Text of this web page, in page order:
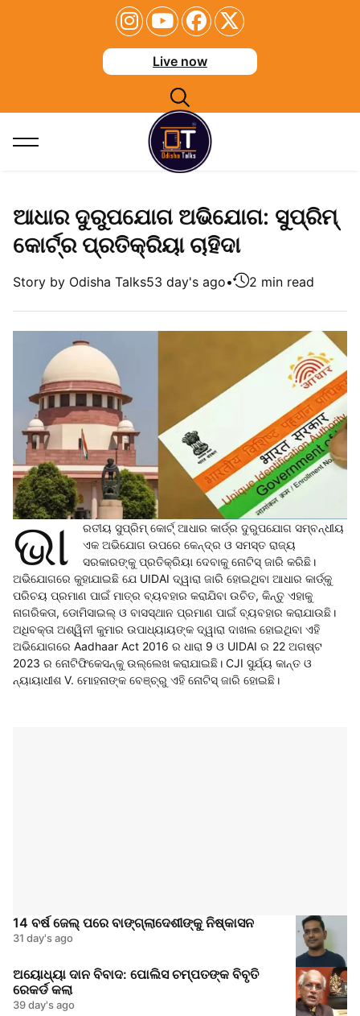
Live now
ଆଧାର ଦୁରୁପଯୋଗ ଅଭିଯୋଗ: ସୁପ୍ରିମ୍
କୋର୍ଟ୍‌ର ପ୍ରତିକ୍ରିୟା ଚାହିଦା
Story by Odisha Talks53 day's ago• 2 min read
ଭା
ରତୀୟ ସୁପ୍ରିମ୍ କୋର୍ଟ୍ ଆଧାର କାର୍ଡ୍‌ର ଦୁରୁପଯୋଗ ସମ୍ବନ୍ଧୀୟ
ଏକ ଅଭିଯୋଗ ଉପରେ କେନ୍ଦ୍ର ଓ ସମସ୍ତ ରାଜ୍ୟ
ସରକାରଙ୍କୁ ପ୍ରତିକ୍ରିୟା ଦେବାକୁ ନୋଟିସ୍ ଜାରି କରିଛି।
ଅଭିଯୋଗରେ କୁହାଯାଇଛି ଯେ UIDAI ଦ୍ୱାରା ଜାରି ହୋଇଥିବା ଆଧାର କାର୍ଡ୍‌କୁ
ପରିଚୟ ପ୍ରମାଣ ପାଇଁ ମାତ୍ର ବ୍ୟବହାର କରାଯିବା ଉଚିତ, କିନ୍ତୁ ଏହାକୁ
ନାଗରିକତା, ଡୋମିସାଇଲ୍ ଓ ବାସସ୍ଥାନ ପ୍ରମାଣ ପାଇଁ ବ୍ୟବହାର କରାଯାଉଛି।
ଅଧିବକ୍ତା ଅଶ୍ୱିନୀ କୁମାର ଉପାଧ୍ୟାୟଙ୍କ ଦ୍ୱାରା ଦାଖଲ ହୋଇଥିବା ଏହି
ଅଭିଯୋଗରେ Aadhaar Act 2016 ର ଧାରା 9 ଓ UIDAI ର 22 ଅଗଷ୍ଟ
2023 ର ନୋଟିଫିକେସନ୍‌କୁ ଉଲ୍ଲେଖ କରାଯାଇଛି। CJI ସୁର୍ଯ୍ୟ କାନ୍ତ ଓ
ନ୍ୟାୟାଧୀଶ V. ମୋହନାଙ୍କ ବେଞ୍ଚ୍‌ରୁ ଏହି ନୋଟିସ୍ ଜାରି ହୋଇଛି।
14 ବର୍ଷ ଜେଲ୍ ପରେ ବାଙ୍ଗ୍ଲାଦେଶୀଙ୍କୁ ନିଷ୍କାସନ
31 day's ago
ଅୟୋଧ୍ୟା ଦାନ ବିବାଦ: ପୋଲିସ ଚମ୍ପତଙ୍କ ବିବୃତି
ରେକର୍ଡ କଲା
39 day's ago